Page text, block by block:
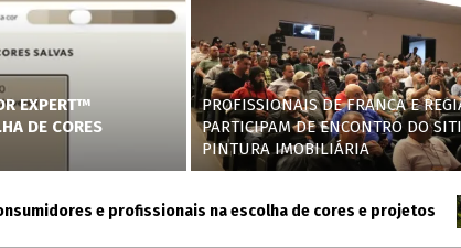
EXPERT™
DE CORES
PROFISSIONAIS DE FRANCA E
PARTICIPAM DE ENCONTRO DO
PINTURA IMOBILIÁRIA
e profissionais na escolha de cores e projetos